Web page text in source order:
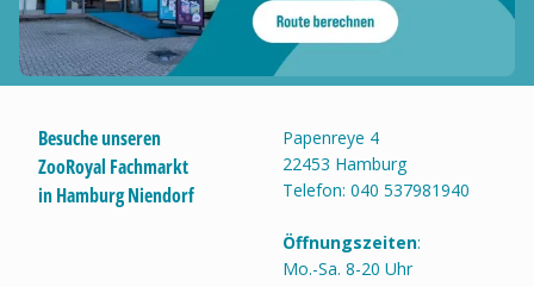
Besuche unseren
ZooRoyal Fachmarkt
in Hamburg Niendorf
Papenreye 4
22453 Hamburg
Telefon: 040 537981940
Öffnungszeiten:
Mo.-Sa. 8-20 Uhr